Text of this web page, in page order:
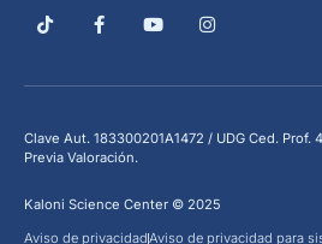
Clave Aut. 183300201A1472 / UDG Ced.
Previa Valoración.
Kaloni Science Center © 2025
Aviso de privacidadAviso de privacidad para